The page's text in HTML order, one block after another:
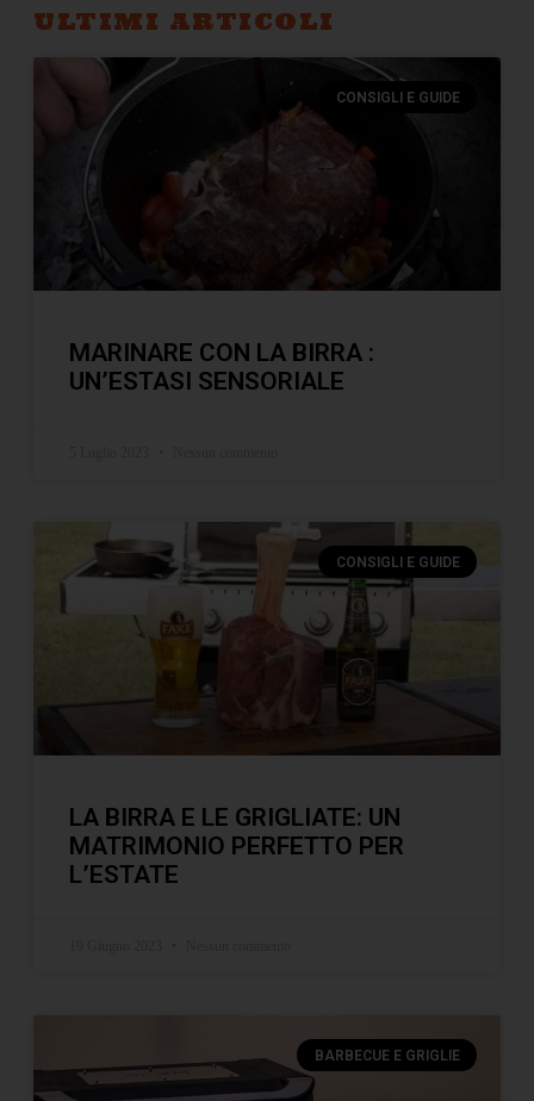
ULTIMI ARTICOLI
CONSIGLI E GUIDE
MARINARE CON LA BIRRA :
UN’ESTASI SENSORIALE
CONSIGLI E GUIDE
LA BIRRA E LE GRIGLIATE: UN
MATRIMONIO PERFETTO PER
L’ESTATE
BARBECUE E GRIGLIE